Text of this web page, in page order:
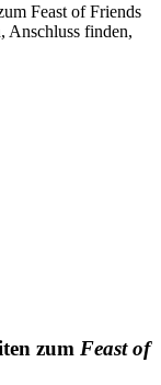
Feast of Friends
Anschluss finden,
zum Feast of